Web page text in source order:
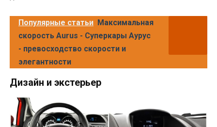
Популярные статьи Максимальная
скорость Aurus - Суперкары Аурус
- превосходство скорости и
элегантности
Дизайн и экстерьер